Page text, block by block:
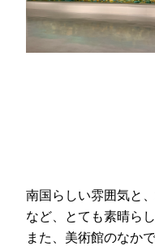
南国らしい雰囲気と
など、とても素晴ら
また、美術館のなか